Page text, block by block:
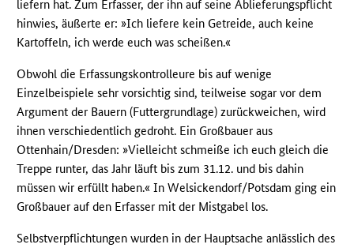
liefern hat. Zum Erfasser, der ihn auf seine Ablieferungspflicht
hinwies, äußerte er: »Ich liefere kein Getreide, auch keine
Kartoffeln, ich werde euch was scheißen.«
Obwohl die Erfassungskontrolleure bis auf wenige
Einzelbeispiele sehr vorsichtig sind, teilweise sogar vor dem
Argument der Bauern (Futtergrundlage) zurückweichen, wird
ihnen verschiedentlich gedroht. Ein Großbauer aus
Ottenhain/Dresden: »Vielleicht schmeiße ich euch gleich die
Treppe runter, das Jahr läuft bis zum 31.12. und bis dahin
müssen wir erfüllt haben.« In Welsickendorf/Potsdam ging ein
Großbauer auf den Erfasser mit der Mistgabel los.
Selbstverpflichtungen wurden in der Hauptsache anlässlich des